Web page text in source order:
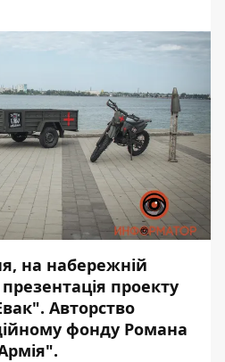
на набережній
проекту
Авторство
фонду Романа
".